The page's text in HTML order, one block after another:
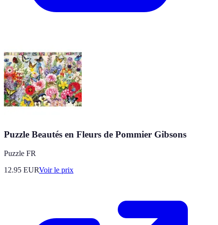
Puzzle Beautés en Fleurs de Pommier Gibsons
Puzzle FR
12.95 EURVoir le prix